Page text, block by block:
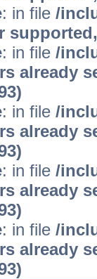
: in file /
: in file /
already
: in file /
already
: in file /
already
: in file /
already